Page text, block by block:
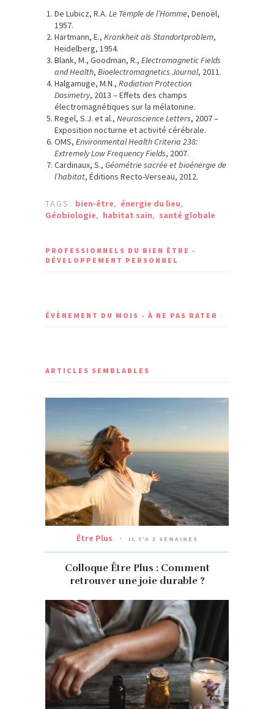
De Lubicz, R.A. Le Temple de l’Homme, Denoël,
1957.
Hartmann, E., Krankheit als Standortproblem,
Heidelberg, 1954.
Blank, M., Goodman, R., Electromagnetic Fields
and Health, Bioelectromagnetics Journal, 2011.
Halgamuge, M.N., Radiation Protection
Dosimetry, 2013 – Effets des champs
électromagnétiques sur la mélatonine.
Regel, S.J. et al., Neuroscience Letters, 2007 –
Exposition nocturne et activité cérébrale.
OMS, Environmental Health Criteria 238:
Extremely Low Frequency Fields, 2007.
Cardinaux, S., Géométrie sacrée et bioénergie de
l’habitat, Éditions Recto-Verseau, 2012.
TAGS: bien-être, énergie du lieu,
Géobiologie, habitat sain, santé globale
PROFESSIONNELS DU BIEN ÊTRE -
DÉVELOPPEMENT PERSONNEL
ÉVÈNEMENT DU MOIS - À NE PAS RATER
ARTICLES SEMBLABLES
Être Plus IL Y'A 3 SEMAINES
Colloque Être Plus : Comment
retrouver une joie durable ?